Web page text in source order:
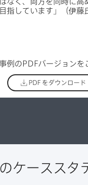
なく、​両方を​同時に​高
指しています」​（伊藤
例の PDFバージョンを​
PDF をダウンロード
ケーススタ